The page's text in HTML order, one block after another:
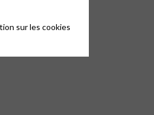
sur les cookies